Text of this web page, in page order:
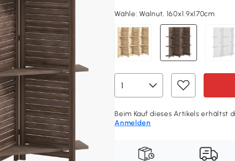
Wähle:Walnut, 160x1.9x170cm
Beim Kauf dieses Artikels erhältst
Anmelden